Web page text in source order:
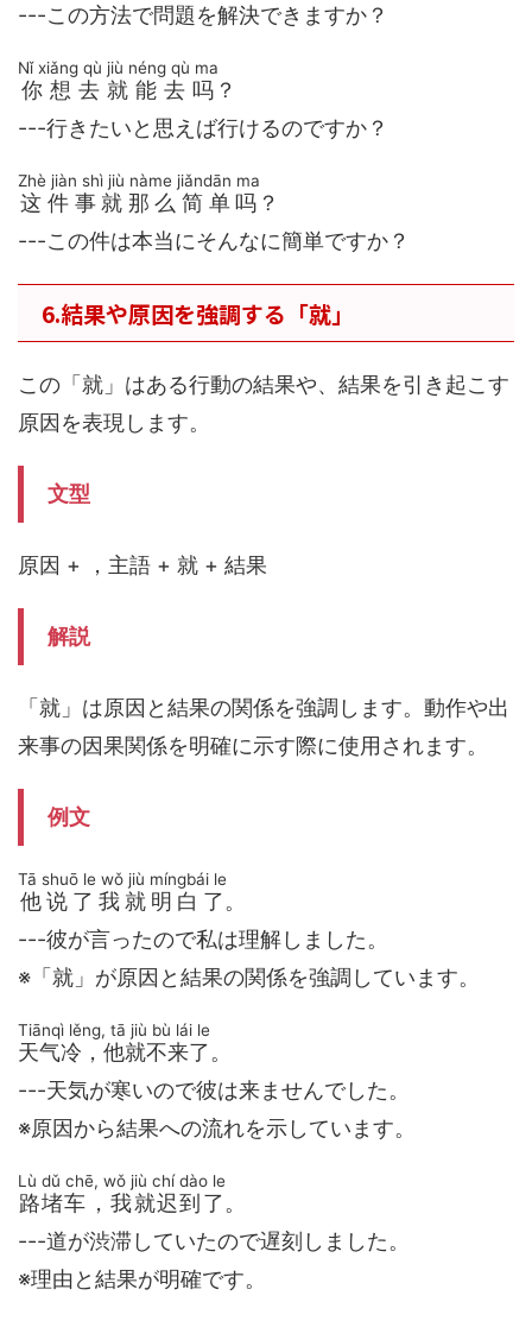
---この方法で問題を解決できますか？
你想去就能去吗
Nǐ xiǎng qù jiù néng qù ma
？
---行きたいと思えば行けるのですか？
这件事就那么简单吗
Zhè jiàn shì jiù nàme jiǎndān ma
？
---この件は本当にそんなに簡単ですか？
6.結果や原因を強調する「就」
この「就」はある行動の結果や、結果を引き起こす
原因を表現します。
文型
原因 + ，主語 + 就 + 結果
解説
「就」は原因と結果の関係を強調します。動作や出
来事の因果関係を明確に示す際に使用されます。
例文
他说了我就明白了
Tā shuō le wǒ jiù míngbái le
。
---彼が言ったので私は理解しました。
※「就」が原因と結果の関係を強調しています。
天气冷，他就不来了
Tiānqì lěng, tā jiù bù lái le
。
---天気が寒いので彼は来ませんでした。
※原因から結果への流れを示しています。
路堵车，我就迟到了
Lù dǔ chē, wǒ jiù chí dào le
。
---道が渋滞していたので遅刻しました。
※理由と結果が明確です。